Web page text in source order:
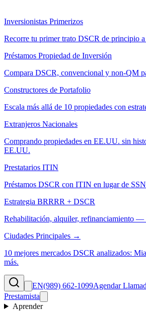
Inversionistas Primerizos
Recorre tu primer trato DSCR de principio
Préstamos Propiedad de Inversión
Compara DSCR, convencional y non-QM
Constructores de Portafolio
Escala más allá de 10 propiedades con
Extranjeros Nacionales
Comprando propiedades en EE.UU. sin
EE.UU.
Prestatarios ITIN
Préstamos DSCR con ITIN en lugar de
Estrategia BRRRR + DSCR
Rehabilitación, alquiler, refinanciamiento —
Ciudades Principales →
10 mejores mercados DSCR analizados:
más.
EN(989) 662-1099Agendar
Prestamista
Aprender